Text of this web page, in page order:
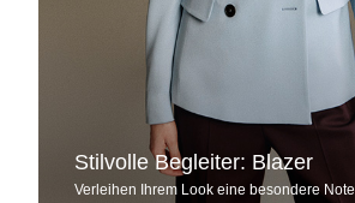
Stilvolle Begleiter: Blazer
Verleihen Ihrem Look eine besondere Note